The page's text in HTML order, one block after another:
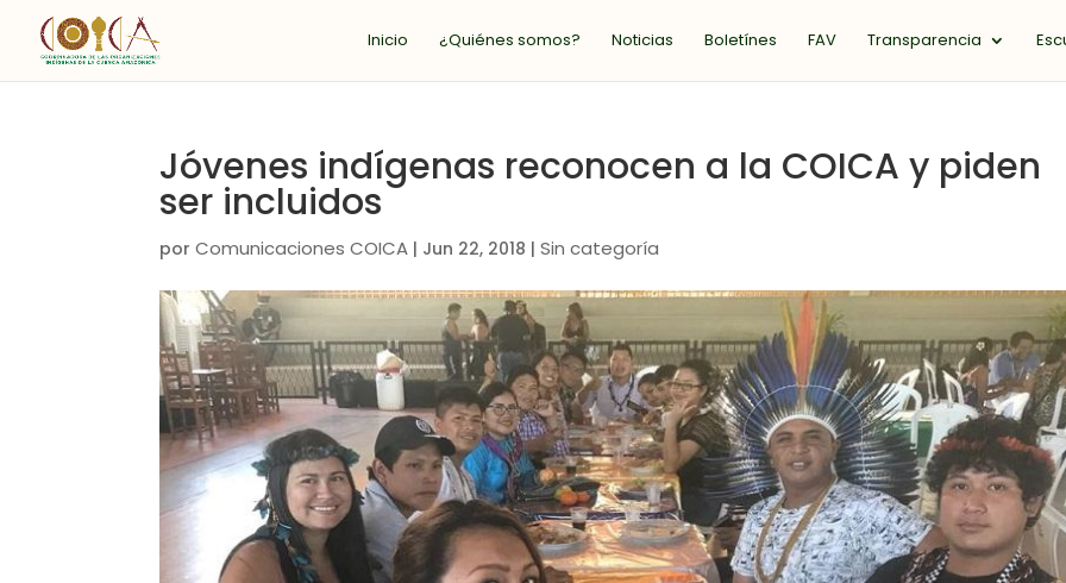
Inicio ¿Quiénes somos? Noticias Boletínes FAV Transparencia
Jóvenes indígenas reconocen a la COICA y piden
ser incluidos
porComunicaciones COICA | Jun 22, 2018 |Sin categoría